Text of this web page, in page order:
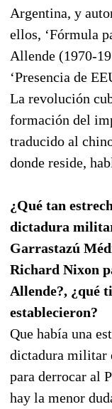
Argentina, y
ellos, ‘Fórmula
Allende (1970-
‘Presencia de
La revolución
formación del
traducido al
donde reside,
¿Qué tan
dictadura
Garrastazú
Richard Nixon
Allende?, ¿qué
establecieron?
Que había una
dictadura militar
para derrocar al
hay la menor